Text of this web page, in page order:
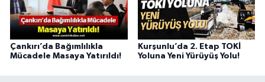
Çankırı’da Bağımlılıkla
Mücadele Masaya Yatırıldı!
Kurşunlu’da 2. Etap TOKİ
Yoluna Yeni Yürüyüş Yolu!